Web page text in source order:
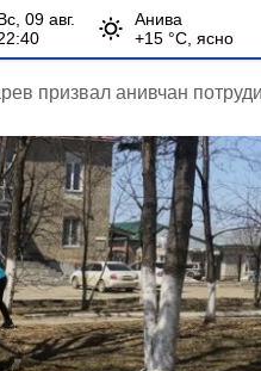
вс, 09 авг.
Анива
+15 °С, ясно
призвал анивчан